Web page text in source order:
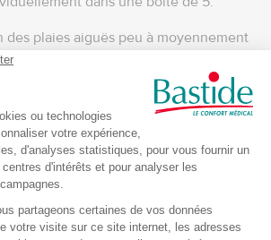
des plaies aiguës peu à moyennement
est idéal pour les coupures,
plaies post-opératoires,
Op est imperméable à l'eau ce qui
se doucher sans avoir à changer de
Op est imperméable aux bactéries (tel
aureus Résistant à la Méthicilline)